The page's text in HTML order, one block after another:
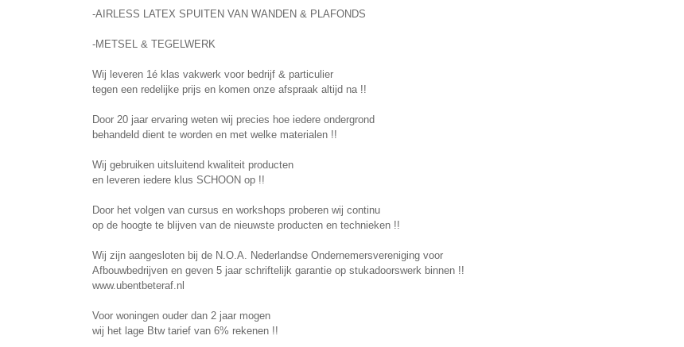
-AIRLESS LATEX SPUITEN VAN WANDEN & PLAFONDS
-METSEL & TEGELWERK
Wij leveren 1é klas vakwerk voor bedrijf & particulier
tegen een redelijke prijs en komen onze afspraak altijd na !!
Door 20 jaar ervaring weten wij precies hoe iedere ondergrond
behandeld dient te worden en met welke materialen !!
Wij gebruiken uitsluitend kwaliteit producten
en leveren iedere klus SCHOON op !!
Door het volgen van cursus en workshops proberen wij continu
op de hoogte te blijven van de nieuwste producten en technieken !!
Wij zijn aangesloten bij de N.O.A. Nederlandse Ondernemersvereniging voor
Afbouwbedrijven en geven 5 jaar schriftelijk garantie op stukadoorswerk binnen !!
www.ubentbeteraf.nl
Voor woningen ouder dan 2 jaar mogen
wij het lage Btw tarief van 6% rekenen !!